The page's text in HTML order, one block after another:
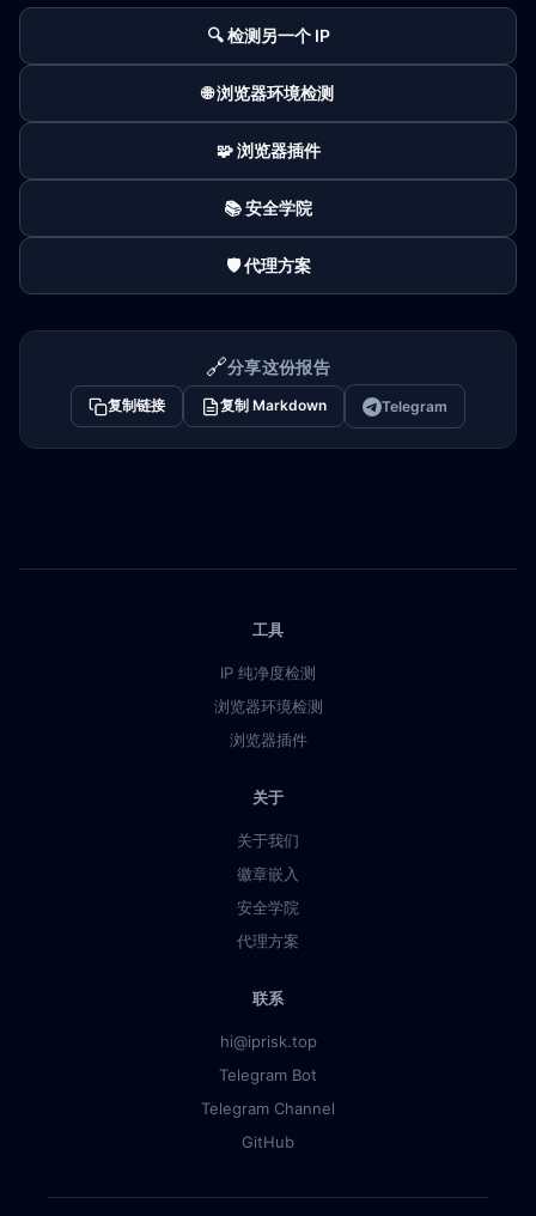
🔍 检测另一个 IP
🌐 浏览器环境检测
🧩 浏览器插件
📚 安全学院
🛡️ 代理方案
🔗分享这份报告
复制链接 复制 Markdown Telegram
工具
IP 纯净度检测
浏览器环境检测
浏览器插件
关于
关于我们
徽章嵌入
安全学院
代理方案
联系
hi@iprisk.top
Telegram Bot
Telegram Channel
GitHub